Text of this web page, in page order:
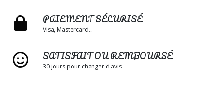
PAIEMENT SÉCURISÉ
Visa, Mastercard...
SATISFAIT OU REMBOURSÉ
30 jours pour changer d'avis